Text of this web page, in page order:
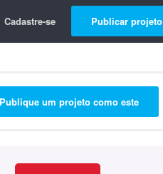
Cadastre-se Publicar projeto
Publique um projeto como este